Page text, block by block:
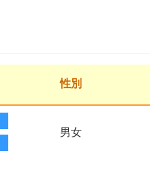
性別
男女